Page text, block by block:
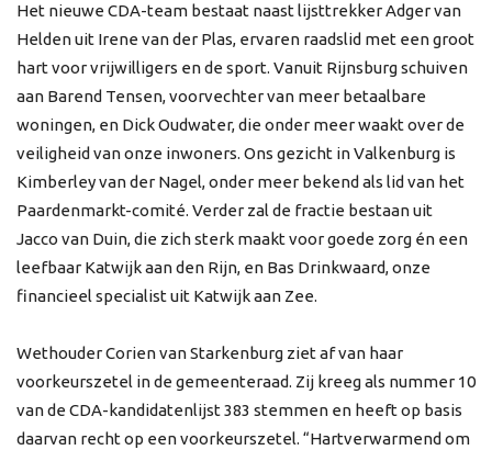
Het nieuwe CDA-team bestaat naast lijsttrekker Adger van
Helden uit Irene van der Plas, ervaren raadslid met een groot
hart voor vrijwilligers en de sport. Vanuit Rijnsburg schuiven
aan Barend Tensen, voorvechter van meer betaalbare
woningen, en Dick Oudwater, die onder meer waakt over de
veiligheid van onze inwoners. Ons gezicht in Valkenburg is
Kimberley van der Nagel, onder meer bekend als lid van het
Paardenmarkt-comité. Verder zal de fractie bestaan uit
Jacco van Duin, die zich sterk maakt voor goede zorg én een
leefbaar Katwijk aan den Rijn, en Bas Drinkwaard, onze
financieel specialist uit Katwijk aan Zee.
Wethouder Corien van Starkenburg ziet af van haar
voorkeurszetel in de gemeenteraad. Zij kreeg als nummer 10
van de CDA-kandidatenlijst 383 stemmen en heeft op basis
daarvan recht op een voorkeurszetel. “Hartverwarmend om